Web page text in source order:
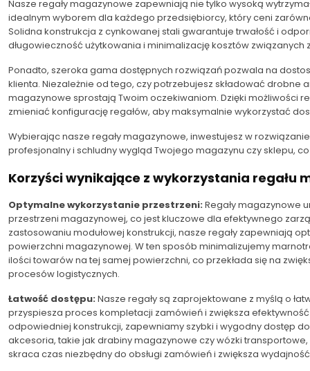
Nasze regały magazynowe zapewniają nie tylko wysoką
idealnym wyborem dla każdego przedsiębiorcy, który ceni
Solidna konstrukcja z cynkowanej stali gwarantuje trwałość i
długowieczność użytkowania i minimalizację kosztów
Ponadto, szeroka gama dostępnych rozwiązań pozwala na
klienta. Niezależnie od tego, czy potrzebujesz składować drobne
magazynowe sprostają Twoim oczekiwaniom. Dzięki możliwości
zmieniać konfigurację regałów, aby maksymalnie wykorzystać
Wybierając nasze regały magazynowe, inwestujesz w
profesjonalny i schludny wygląd Twojego magazynu czy sklepu,
Korzyści wynikające z wykorzystania regału
Optymalne wykorzystanie przestrzeni:Regały magazynowe
przestrzeni magazynowej, co jest kluczowe dla efektywnego
zastosowaniu modułowej konstrukcji, nasze regały zapewniają
powierzchni magazynowej. W ten sposób minimalizujemy
ilości towarów na tej samej powierzchni, co przekłada się na
procesów logistycznych.
Łatwość dostępu:Nasze regały są zaprojektowane z myślą o
przyspiesza proces kompletacji zamówień i zwiększa
odpowiedniej konstrukcji, zapewniamy szybki i wygodny dostęp
akcesoria, takie jak drabiny magazynowe czy wózki
skraca czas niezbędny do obsługi zamówień i zwiększa